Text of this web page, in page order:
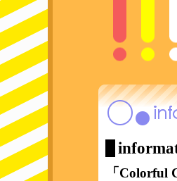
information
「Colorful